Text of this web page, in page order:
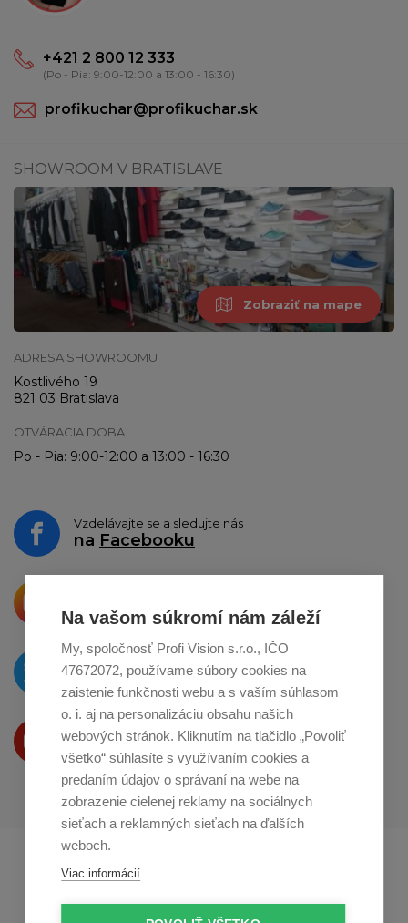
+421 2 800 12 333
(Po - Pia: 9:00-12:00 a 13:00 - 16:30)
profikuchar@profikuchar.sk
SHOWROOM V BRATISLAVE
Zobraziť na mape
ADRESA SHOWROOMU
Kostlivého 19
821 03 Bratislava
OTVÁRACIA DOBA
Po - Pia: 9:00-12:00 a 13:00 - 16:30
Vzdelávajte se a sledujte nás
na Facebooku
o zdieľanie naInstagrame
O novinkách píšeme
naTwitteri
Produkty Vám predstavujeme
na Youtube
Profikuchař.cz
Na vašom súkromí nám záleží
My, spoločnosť Profi Vision s.r.o., IČO
47672072, používame súbory cookies na
zaistenie funkčnosti webu a s vaším súhlasom
o. i. aj na personalizáciu obsahu našich
webových stránok. Kliknutím na tlačidlo „Povoliť
všetko“ súhlasíte s využívaním cookies a
predaním údajov o správaní na webe na
zobrazenie cielenej reklamy na sociálnych
sieťach a reklamných sieťach na ďalších
weboch.
Viac informácií